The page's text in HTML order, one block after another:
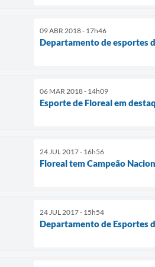
09 ABR 2018 - 17h46
Departamento de esportes
06 MAR 2018 - 14h09
Esporte de Floreal em
24 JUL 2017 - 16h56
Floreal tem Campeão
24 JUL 2017 - 15h54
Departamento de Esportes